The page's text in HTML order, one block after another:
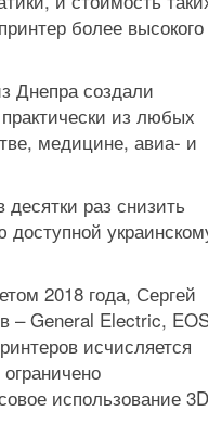
более высокого
Днепра создали
из любых
медицине, авиа- и
раз снизить
доступной
2018 года, Сергей
– General Electric,
исчисляется
использование